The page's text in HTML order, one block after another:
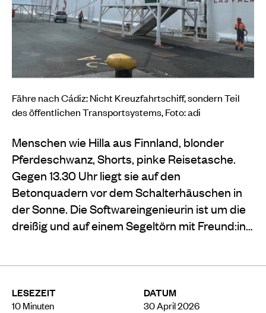
LESEZEIT
10Minuten
DATUM
30 April 2026
Fähre nach Cádiz: Nicht Kreuzfahrtschiff, sondern Teil
des öffentlichen Transportsystems, Foto: adi
Menschen wie Hilla aus Finnland, blonder
Pferdeschwanz, Shorts, pinke Reisetasche.
Gegen 13.30 Uhr liegt sie auf den
Betonquadern vor dem Schalterhäuschen in
der Sonne. Die Softwareingenieurin ist um die
dreißig und auf einem Segeltörn mit Freund:in…